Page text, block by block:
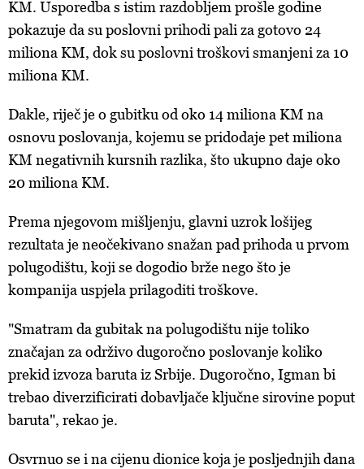
KM. Usporedbas istim razdobljem prošle godine
pokazuje da su poslovni prihodi pali za gotovo 24
miliona KM, dok su poslovni troškovi smanjeni za 10
miliona KM.
Dakle, riječ je o gubitku od oko 14 miliona KM na
osnovu poslovanja, kojemu se pridodaje pet miliona
KM negativnih kursnih razlika, što ukupno daje oko
20 miliona KM.
Premanjegovom mišljenju, glavni uzrok lošijeg
rezultata je neočekivano snažan pad prihoda u prvom
polugodištu, koji se dogodio brže nego što je
kompanija uspjela prilagoditi troškove.
"Smatram da gubitak na polugodištu nije toliko
značajan za održivo dugoročno poslovanje koliko
prekid izvoza baruta iz Srbije. Dugoročno, Igman bi
trebao diverzificirati dobavljače ključne sirovine poput
baruta", rekao je.
Osvrnuo se i na cijenu dionice koja je posljednjih dana